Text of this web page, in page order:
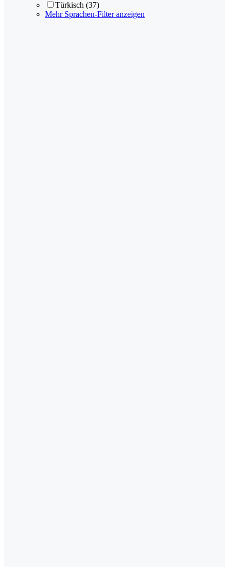
Türkisch (37)
Mehr Sprachen-Filter anzeigen